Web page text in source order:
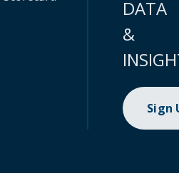
DATA
&
Sign